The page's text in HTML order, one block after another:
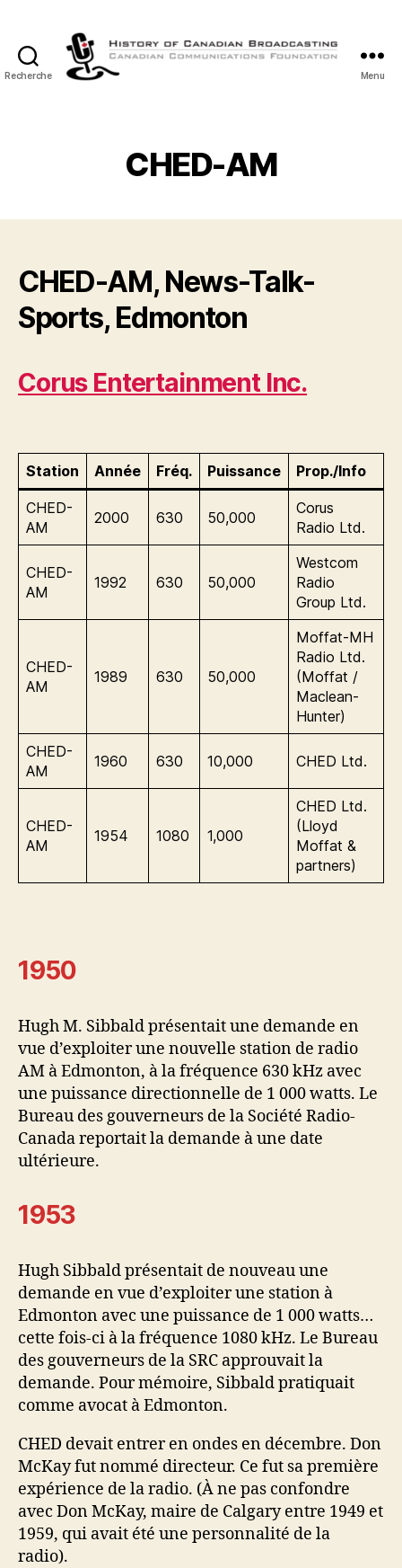
Recherche
Radiodiffusion
Canadienne
Menu
CHED-AM
CHED-AM, News-Talk-
Sports, Edmonton
Corus Entertainment Inc.
Station Année Fréq. Puissance Prop./Info
CHED-
AM
2000 630 50,000
Corus
Radio Ltd.
CHED-
AM
1992 630 50,000
Westcom
Radio
Group Ltd.
CHED-
AM
1989 630 50,000
Moffat-MH
Radio Ltd.
(Moffat /
Maclean-
Hunter)
CHED-
AM
1960 630 10,000 CHED Ltd.
CHED-
AM
1954 1080 1,000
CHED Ltd.
(Lloyd
Moffat &
partners)
1950
Hugh M. Sibbald présentait une demande en
vue d’exploiter une nouvelle station de radio
AM à Edmonton, à la fréquence 630 kHz avec
une puissance directionnelle de 1 000 watts. Le
Bureau des gouverneurs de la Société Radio-
Canada reportait la demande à une date
ultérieure.
1953
Hugh Sibbald présentait de nouveau une
demande en vue d’exploiter une station à
Edmonton avec une puissance de 1 000 watts…
cette fois-ci à la fréquence 1080 kHz. Le Bureau
des gouverneurs de la SRC approuvait la
demande. Pour mémoire, Sibbald pratiquait
comme avocat à Edmonton.
CHED devait entrer en ondes en décembre. Don
McKay fut nommé directeur. Ce fut sa première
expérience de la radio. (À ne pas confondre
avec Don McKay, maire de Calgary entre 1949 et
1959, qui avait été une personnalité de la
radio).